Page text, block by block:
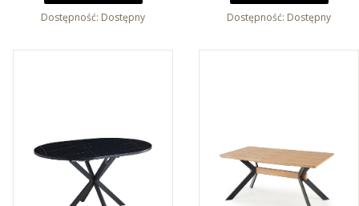
Dostępność: Dostępny Dostępność: Dostępny